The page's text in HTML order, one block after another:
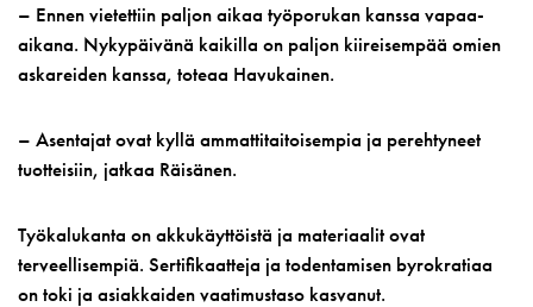
– Ennen vietettiin paljon aikaa työporukan kanssa vapaa-
aikana. Nykypäivänä kaikilla on paljon kiireisempää omien
askareiden kanssa, toteaa Havukainen.
– Asentajat ovat kyllä ammattitaitoisempia ja perehtyneet
tuotteisiin, jatkaa Räisänen.
Työkalukanta on akkukäyttöistä ja materiaalit ovat
terveellisempiä. Sertifikaatteja ja todentamisen byrokratiaa
on toki ja asiakkaiden vaatimustaso kasvanut.